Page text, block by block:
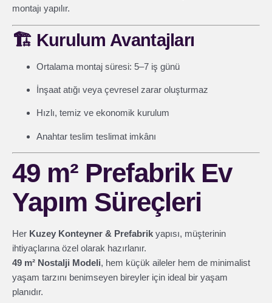
montajı yapılır.
🏗️ Kurulum Avantajları
Ortalama montaj süresi: 5–7 iş günü
İnşaat atığı veya çevresel zarar oluşturmaz
Hızlı, temiz ve ekonomik kurulum
Anahtar teslim teslimat imkânı
49 m² Prefabrik Ev
Yapım Süreçleri
Her Kuzey Konteyner & Prefabrik yapısı, müşterinin
ihtiyaçlarına özel olarak hazırlanır.
49 m² Nostalji Modeli, hem küçük aileler hem de minimalist
yaşam tarzını benimseyen bireyler için ideal bir yaşam
planıdır.